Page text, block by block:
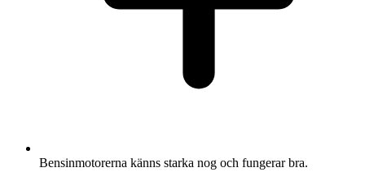
Bensinmotorerna känns starka nog och fungerar bra.